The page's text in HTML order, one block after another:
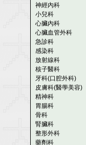
神經內科
小兒科
心臟內科
心臟血管外科
急診科
感染科
放射線科
核子醫科
牙科(口腔外科)
皮膚科(醫學美容)
精神科
胃腸科
骨科
腎臟科
整形外科
藥劑科